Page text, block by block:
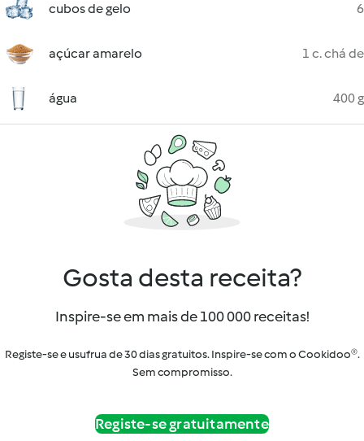
cubos de gelo 6
açúcar amarelo 1 c. chá de
água 400 g
Gosta desta receita?
Inspire-se em mais de 100 000 receitas!
Registe-se e usufrua de 30 dias gratuitos. Inspire-se com o Cookidoo®.
Sem compromisso.
Registe-se gratuitamente